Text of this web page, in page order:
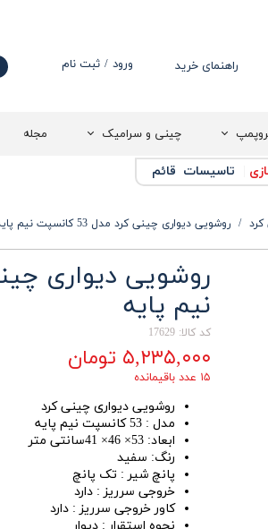
ورود / ثبت نام
تغییر گذر واژهچینی و سرامیک مجله
راهنمای خرید
تاسیسات قائم
روشویی دیواری چینی کرد مدل 53 کانسپت نیم پایه
نیم پایه
کد کالا: 17629
۵,۲۳۵,۰۰۰ تومان
۱۵ عدد باقیمانده
روشویی دیواری چینی کرد
مدل : 53 کانسپت نیم پایه
ابعاد: 53× 46× 41سانتی متر
رنگ: سفید
پانچ شیر : تک پانچ
خروجی سرریز : دارد
کاور خروجی سرریز : دارد